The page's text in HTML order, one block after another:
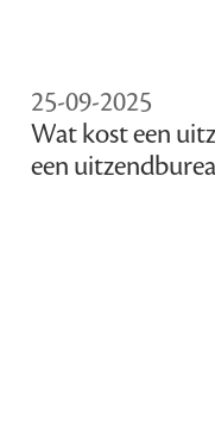
25-09-2025
Wat kost een
een